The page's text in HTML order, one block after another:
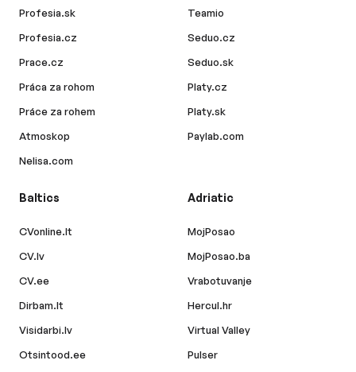
Profesia.sk
Profesia.cz
Prace.cz
Práca za rohom
Práce za rohem
Atmoskop
Nelisa.com
Teamio
Seduo.cz
Seduo.sk
Platy.cz
Platy.sk
Paylab.com
Baltics
CVonline.lt
CV.lv
CV.ee
Dirbam.lt
Visidarbi.lv
Otsintood.ee
Adriatic
MojPosao
MojPosao.ba
Vrabotuvanje
Hercul.hr
Virtual Valley
Pulser